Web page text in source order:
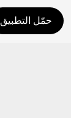
حمّل التطبيق